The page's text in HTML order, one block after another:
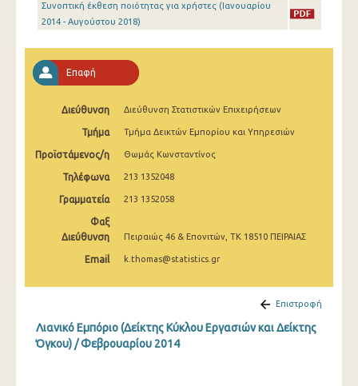
Μαρτίου 2025
Ιανουαρίου 2025
Νοεμβρίου 2024
Οκτωβρίου 2024
Σεπτεμβρίου 2024
Ιουλίου 2024
Απριλίου 2024
Συνοπτική έκθεση ποιότητας για χρήστες (Ιανουαρίου
2014 - Αυγούστου 2018)
Επαφή
Διεύθυνση Διεύθυνση Στατιστικών Επιχειρήσεων
Τμήμα Τμήμα Δεικτών Εμπορίου και Υπηρεσιών
Προϊστάμενος/η Θωμάς Κωνσταντίνος
Τηλέφωνα 213 1352048
Γραμματεία 213 1352058
Φαξ
Διεύθυνση
Πειραιώς 46 & Επονιτών, ΤΚ 18510 ΠΕΙΡΑΙΑΣ
Email k.thomas@statistics.gr
Επιστροφή
Λιανικό Εμπόριο (Δείκτης Κύκλου Εργασιών και Δείκτης
Όγκου) / Φεβρουαρίου 2014